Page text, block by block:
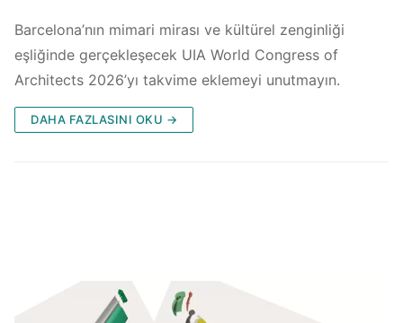
Barcelona’nın mimari mirası ve kültürel zenginliği
eşliğinde gerçekleşecek UIA World Congress of
Architects 2026’yı takvime eklemeyi unutmayın.
DAHA FAZLASINI OKU →